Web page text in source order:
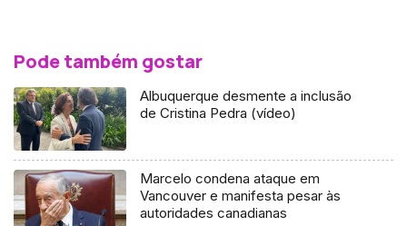
Pode também gostar
Albuquerque desmente a inclusão
de Cristina Pedra (vídeo)
Marcelo condena ataque em
Vancouver e manifesta pesar às
autoridades canadianas